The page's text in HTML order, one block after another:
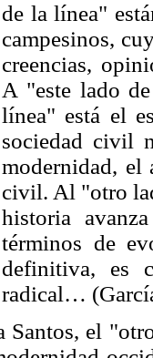
de la línea"
campesinos,
creencias,
A "este lado
línea" está el
sociedad civil
modernidad, el
civil. Al "otro
historia
términos de
definitiva, es
radical…
Santos, el